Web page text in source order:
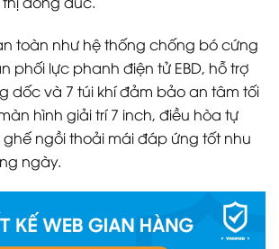
toàn như hệ thống chống bó cứng
phối lực phanh điện tử EBD, hỗ trợ
dốc và 7 túi khí đảm bảo an tâm tối
hình giải trí 7 inch, điều hòa tự
ngồi thoải mái đáp ứng tốt nhu
ngày.